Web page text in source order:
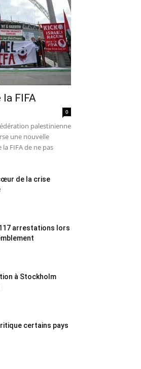
la FIFA
0
palestinienne
une nouvelle
FIFA de ne pas
de la crise
arrestations lors
à Stockholm
certains pays